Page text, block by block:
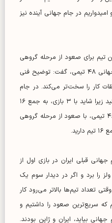
در جام جهانی آینده نیز
تیم برای صعود از مرحله گروهی
برای نخستین بار در اولین جام جهانی ۴۸ تیمی، گفت: توضیح فنی
مسابقات کار را سخت‌تر می‌کند. در جام
جهانی ۳۲ تیمی سه شانس داشتید زیرا شاید با ۳ بازی، به جمع ۱۶
تیم می‌رفتید اما در جام جهانی ۴۸ تیمی، با صعود از مرحله گروهی
قبلی ایران در بازی اول از
با ولز را برد و اگر در دیدار سوم یک
تعداد تیم‌ها بالاتر می‌رود کار
سریع‌ترین صعود را داشتیم و
به جام جهانی بیاید، ایران و ژاپن بودند.